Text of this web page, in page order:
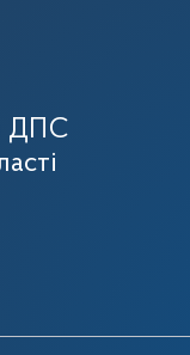
ДПС